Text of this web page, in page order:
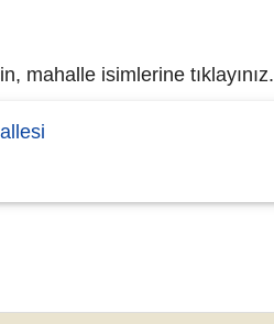
mahalle isimlerine tıklayınız.